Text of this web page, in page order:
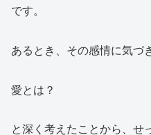
です。
あるとき、その感情に気づ
愛とは？
と深く考えたことから、せ